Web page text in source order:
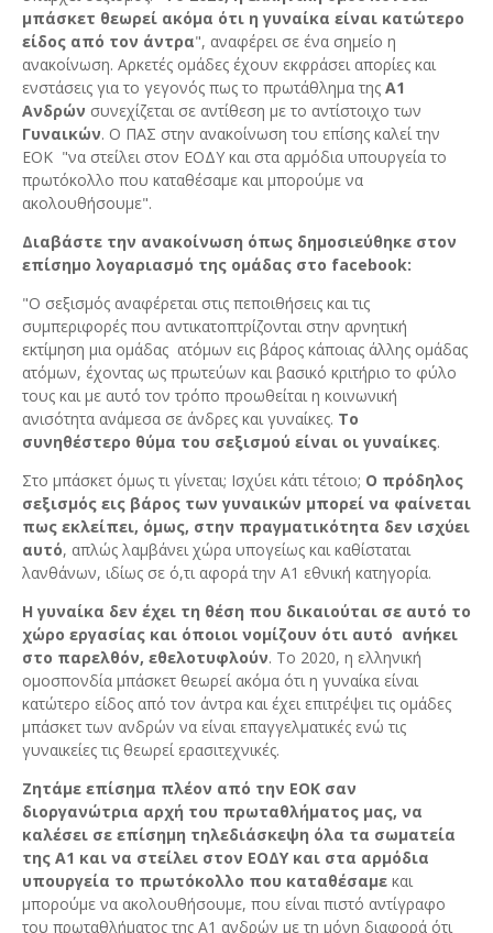
μπάσκετ θεωρεί ακόμα ότι η γυναίκα είναι κατώτερο
είδος από τον άντρα", αναφέρει σε ένα σημείο η
ανακοίνωση. Αρκετές ομάδες έχουν εκφράσει απορίες και
ενστάσεις για το γεγονός πως το πρωτάθλημα της Α1
Ανδρών συνεχίζεται σε αντίθεση με το αντίστοιχο των
Γυναικών. Ο ΠΑΣ στην ανακοίνωση του επίσης καλεί την
ΕΟΚ "να στείλει στον ΕΟΔΥ και στα αρμόδια υπουργεία το
πρωτόκολλο που καταθέσαμε και μπορούμε να
ακολουθήσουμε".
Διαβάστε την ανακοίνωση όπως δημοσιεύθηκε στον
επίσημο λογαριασμό της ομάδας στο facebook:
"Ο σεξισμός αναφέρεται στις πεποιθήσεις και τις
συμπεριφορές που αντικατοπτρίζονται στην αρνητική
εκτίμηση μια ομάδας ατόμων εις βάρος κάποιας άλλης ομάδας
ατόμων, έχοντας ως πρωτεύων και βασικό κριτήριο το φύλο
τους και με αυτό τον τρόπο προωθείται η κοινωνική
ανισότητα ανάμεσα σε άνδρες και γυναίκες. Το
συνηθέστερο θύμα του σεξισμού είναι οι γυναίκες.
Στο μπάσκετ όμως τι γίνεται; Ισχύει κάτι τέτοιο; Ο πρόδηλος
σεξισμός εις βάρος των γυναικών μπορεί να φαίνεται
πως εκλείπει, όμως, στην πραγματικότητα δεν ισχύει
αυτό, απλώς λαμβάνει χώρα υπογείως και καθίσταται
λανθάνων, ιδίως σε ό,τι αφορά την Α1 εθνική κατηγορία.
Η γυναίκα δεν έχει τη θέση που δικαιούται σε αυτό το
χώρο εργασίας και όποιοι νομίζουν ότι αυτό ανήκει
στο παρελθόν, εθελοτυφλούν. Το 2020, η ελληνική
ομοσπονδία μπάσκετ θεωρεί ακόμα ότι η γυναίκα είναι
κατώτερο είδος από τον άντρα και έχει επιτρέψει τις ομάδες
μπάσκετ των ανδρών να είναι επαγγελματικές ενώ τις
γυναικείες τις θεωρεί ερασιτεχνικές.
Ζητάμε επίσημα πλέον από την ΕΟΚ σαν
διοργανώτρια αρχή του πρωταθλήματος μας, να
καλέσει σε επίσημη τηλεδιάσκεψη όλα τα σωματεία
της Α1 και να στείλει στον ΕΟΔΥ και στα αρμόδια
υπουργεία το πρωτόκολλο που καταθέσαμε και
μπορούμε να ακολουθήσουμε, που είναι πιστό αντίγραφο
του πρωταθλήματος της Α1 ανδρών με τη μόνη διαφορά ότι